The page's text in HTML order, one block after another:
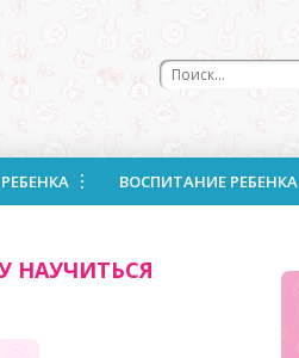
ВОСПИТАНИЕ РЕБЕНКА
НАУЧИТЬСЯ